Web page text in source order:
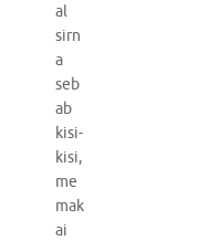
al
sirn
a
seb
ab
kisi-
kisi,
me
mak
ai